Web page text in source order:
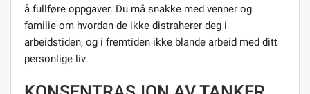
å fullføre oppgaver. Du må snakke med venner og
familie om hvordan de ikke distraherer deg i
arbeidstiden, og i fremtiden ikke blande arbeid med ditt
personlige liv.